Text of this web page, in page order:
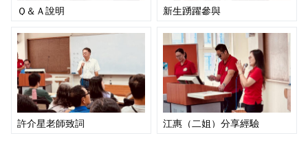
Ｑ＆Ａ說明 新生踴躍參與
許介星老師致詞 江惠（二姐）分享經驗